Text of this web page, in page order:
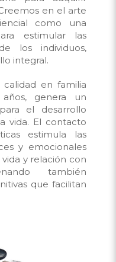
en el arte
como una
estimular las
los individuos,
integral.
en familia
genera un
el desarrollo
vida. El contacto
estimula las
y emocionales
y relación con
también
que facilitan